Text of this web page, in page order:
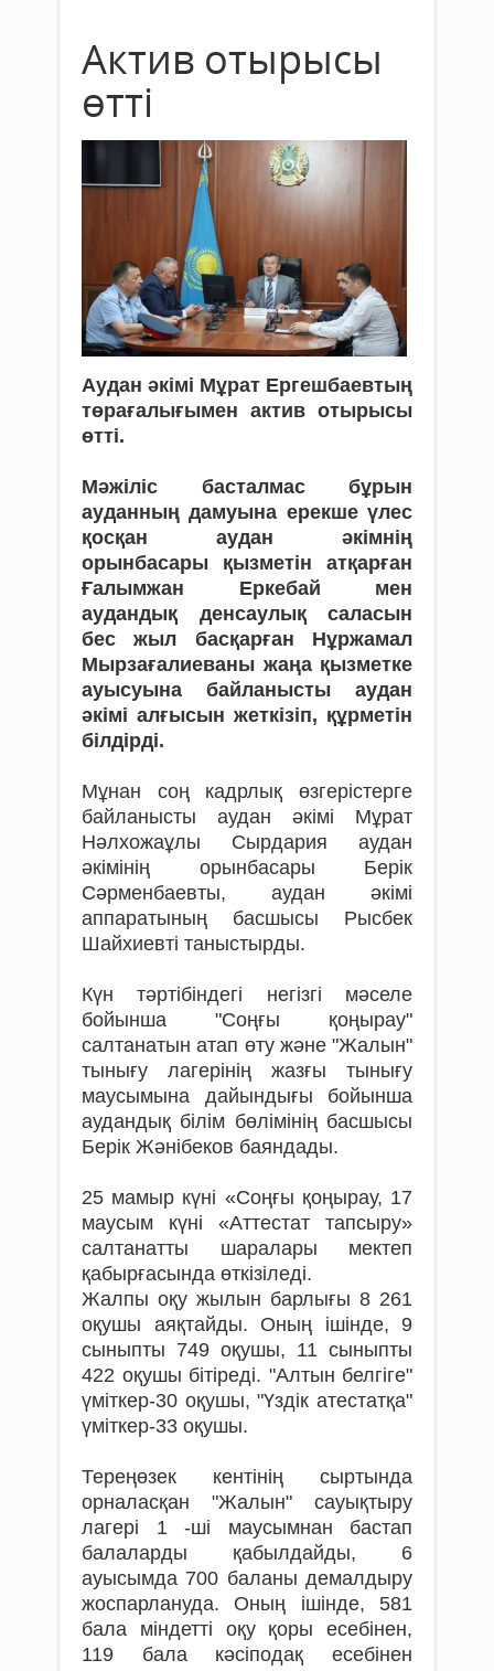
Актив отырысы
өтті
Аудан әкімі Мұрат Ергешбаевтың
төрағалығымен актив отырысы
өтті.
Мәжіліс басталмас бұрын
ауданның дамуына ерекше үлес
қосқан аудан әкімнің
орынбасары қызметін атқарған
Ғалымжан Еркебай мен
аудандық денсаулық саласын
бес жыл басқарған Нұржамал
Мырзағалиеваны жаңа қызметке
ауысуына байланысты аудан
әкімі алғысын жеткізіп, құрметін
білдірді.
Мұнан соң кадрлық өзгерістерге
байланысты аудан әкімі Мұрат
Нәлхожаұлы Сырдария аудан
әкімінің орынбасары Берік
Сәрменбаевты, аудан әкімі
аппаратының басшысы Рысбек
Шайхиевті таныстырды.
Күн тәртібіндегі негізгі мәселе
бойынша "Соңғы қоңырау"
салтанатын атап өту және "Жалын"
тынығу лагерінің жазғы тынығу
маусымына дайындығы бойынша
аудандық білім бөлімінің басшысы
Берік Жәнібеков баяндады.
25 мамыр күні «Соңғы қоңырау, 17
маусым күні «Аттестат тапсыру»
салтанатты шаралары мектеп
қабырғасында өткізіледі.
Жалпы оқу жылын барлығы 8 261
оқушы аяқтайды. Оның ішінде, 9
сыныпты 749 оқушы, 11 сыныпты
422 оқушы бітіреді. "Алтын белгіге"
үміткер-30 оқушы, "Үздік атестатқа"
үміткер-33 оқушы.
Тереңөзек кентінің сыртында
орналасқан "Жалын" сауықтыру
лагері 1 -ші маусымнан бастап
балаларды қабылдайды, 6
ауысымда 700 баланы демалдыру
жоспарлануда. Оның ішінде, 581
бала міндетті оқу қоры есебінен,
119 бала кәсіподақ есебінен